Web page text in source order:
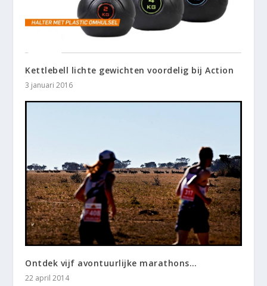
Kettlebell lichte gewichten voordelig bij Action
3 januari 2016
Ontdek vijf avontuurlijke marathons…
22 april 2014